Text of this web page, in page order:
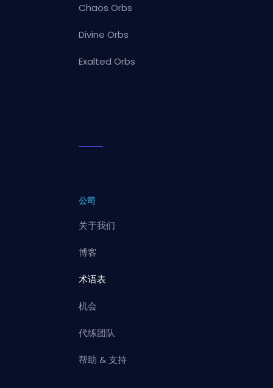
Chaos Orbs
Divine Orbs
Exalted Orbs
公司
关于我们
博客
术语表
机会
代练团队
帮助 & 支持